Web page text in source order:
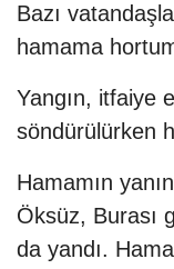
Bazı
hamama
Yangın, itfaiye
söndürülürken
Hamamın
Öksüz, Burası
da yandı.